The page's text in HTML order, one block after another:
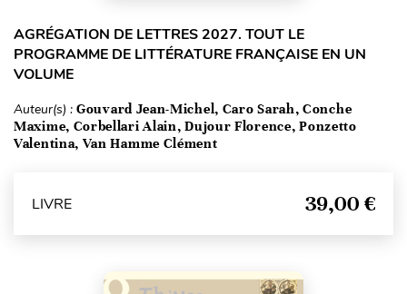
AGRÉGATION DE LETTRES 2027. TOUT LE
PROGRAMME DE LITTÉRATURE FRANÇAISE EN UN
VOLUME
Auteur(s) : Gouvard Jean-Michel, Caro Sarah, Conche
Maxime, Corbellari Alain, Dujour Florence, Ponzetto
Valentina, Van Hamme Clément
LIVRE 39,00 €